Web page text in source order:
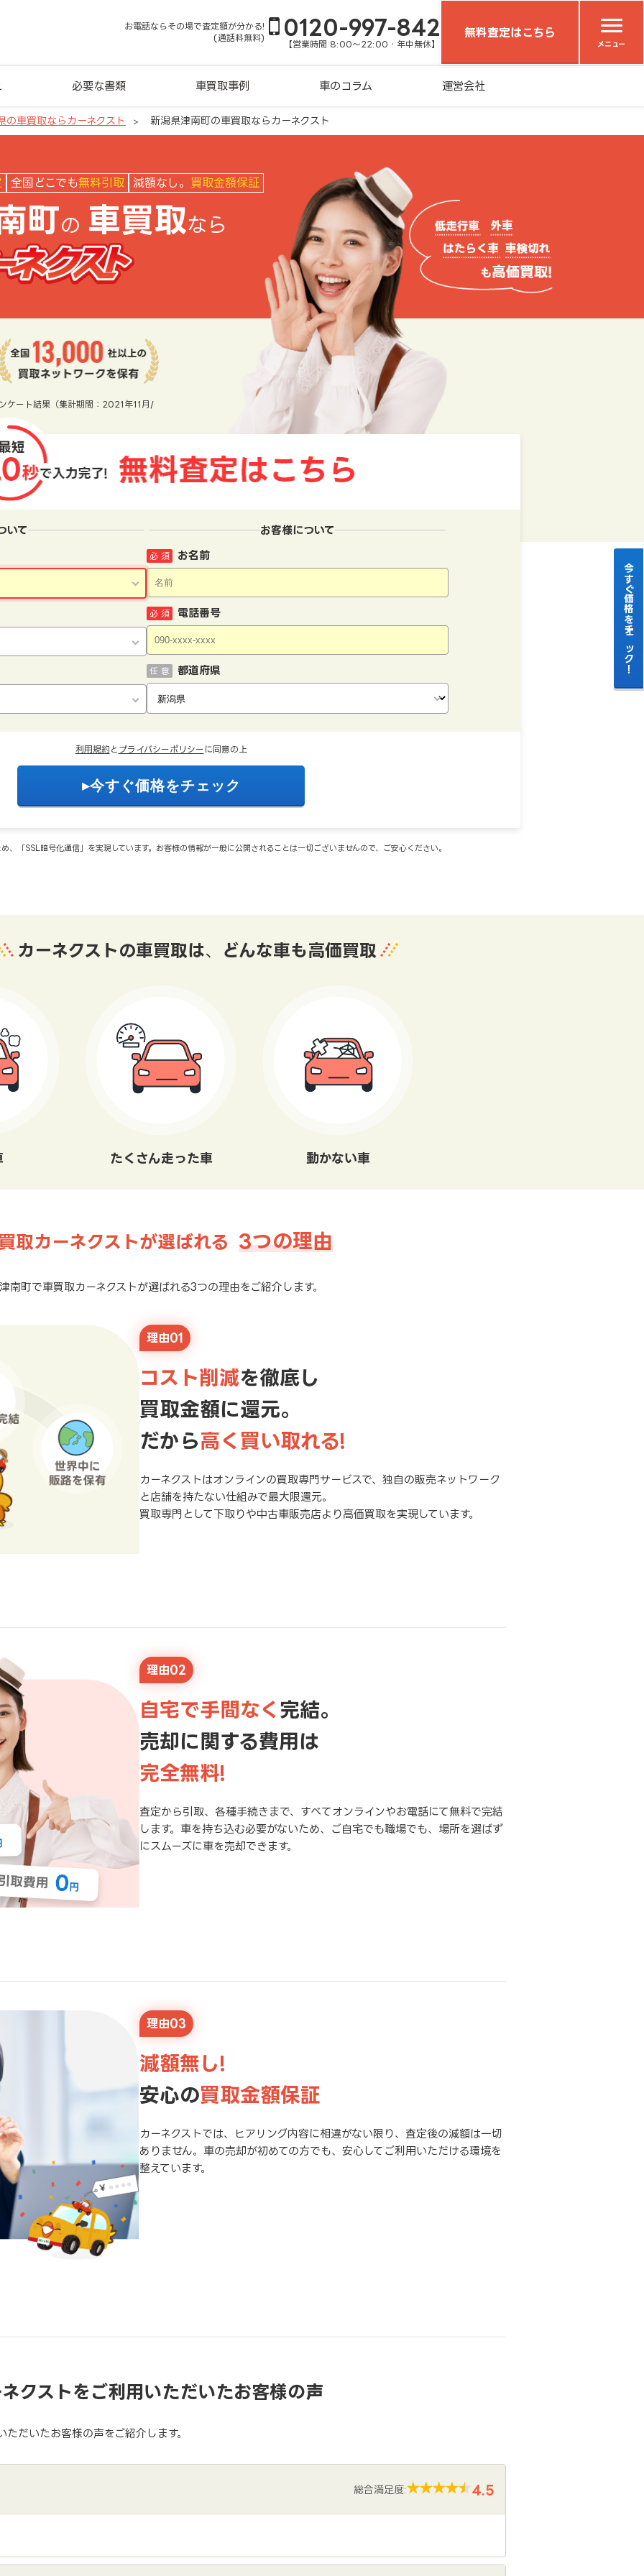
お電話ならその場で査定額が分かる!
(通話料無料)
0120-997-842
【営業時間 8:00～22:00・年中無休】
無料査定はこちら
メニュー
必要な書類 車買取事例 車のコラム 運営会社
の車買取ならカーネクスト 新潟県津南町の車買取ならカーネクスト
全国どこでも無料引取 減額なし。 買取金額保証
町の 車買取なら
ケート結果（集計期間：2021年11月/
いて お客様について
お名前
必 須
電話番号
必 須
都道府県
任 意
利用規約 と プライバシーポリシー に同意の上
、「SSL暗号化通信」を実現しています。お客様の情報が一般に公開されることは一切ございませんので、ご安心ください。
カーネクストの車買取は、 どんな車も高価買取
たくさん走った車 動かない車
取カーネクストが選ばれる 3つの理由
南町で車買取カーネクストが選ばれる3つの理由をご紹介します。
理由01
コスト削減を徹底し
買取金額に還元。
だから高く買い取れる!
カーネクストはオンラインの買取専門サービスで、独自の販売ネットワーク
と店舗を持たない仕組みで最大限還元。
買取専門として下取りや中古車販売店より高価買取を実現しています。
理由02
自宅で手間なく 完結。
売却に関する費用は
完全無料!
査定から引取、各種手続きまで、すべてオンラインやお電話にて無料で完結
します。車を持ち込む必要がないため、ご自宅でも職場でも、場所を選ばず
にスムーズに車を売却できます。
理由03
減額無し!
安心の買取金額保証
カーネクストでは、ヒアリング内容に相違がない限り、査定後の減額は一切
ありません。車の売却が初めての方でも、安心してご利用いただける環境を
整えています。
クストをご利用いただいたお客様の声
だいたお客様の声をご紹介します。
総合満足度: 4.5
今すぐ価格をチェック！